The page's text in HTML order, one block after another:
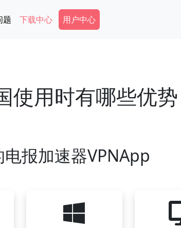
题 下载中心 Secondary Menu
用户中心
使用时有哪些优势
报加速器VPNApp